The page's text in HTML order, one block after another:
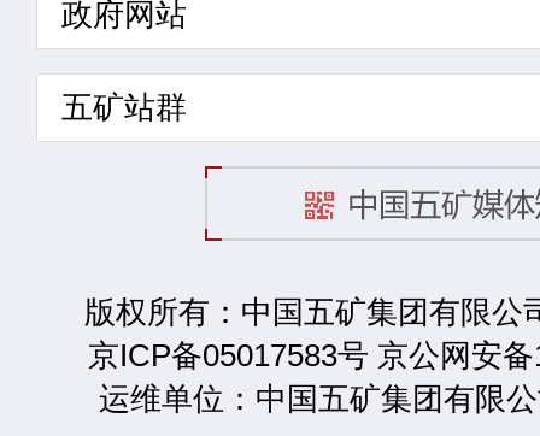
政府网站
五矿站群
版权所有：中国五矿集团有限公
京ICP备05017583号 京公网安
运维单位：中国五矿集团有限